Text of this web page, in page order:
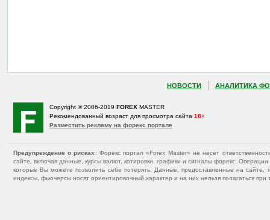
НОВОСТИ АНАЛИТИКА
Copyright © 2006-2019 FOREX MASTER
Рекомендованный возраст для просмотра сайта 18+
Разместить рекламу на форекс портале
Предупреждение о рисках : Форекс портал «Forex Master» не несет
сайте, включая данные, курсы валют, котировки, графики и сигналы форекс.
которые Вы можете позволить себе потерять. Данные, предоставленные на
индексы, фьючерсы носят ориентировочный характер и на них нельзя полагаться при